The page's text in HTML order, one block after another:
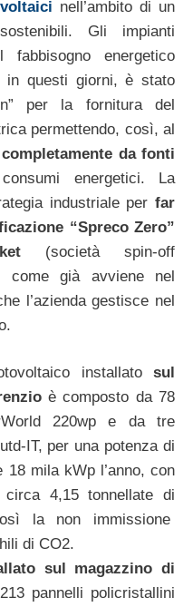
nell’ambito di un
Gli impianti
energetico
in questi giorni, è stato
per la fornitura del
permettendo, così, al
da fonti
energetici. La
industriale per far
“Spreco Zero”
(società spin-off
come già avviene nel
l’azienda gestisce nel
installato sul
è composto da 78
220wp e da tre
IT, per una potenza di
18 mila kWp l’anno, con
4,15 tonnellate di
la non immissione
di CO2.
sul magazzino di
pannelli policristallini